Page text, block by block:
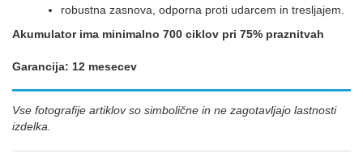
robustna zasnova, odporna proti udarcem in tresljajem.
Akumulator ima minimalno 700 ciklov pri 75% praznitvah
Garancija: 12 mesecev
Vse fotografije artiklov so simbolične in ne zagotavljajo lastnosti
izdelka.